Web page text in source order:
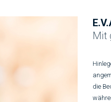
Mit
die